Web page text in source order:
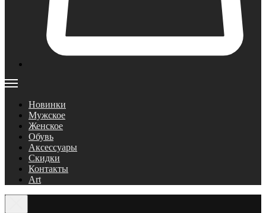
Новинки
Мужское
Женское
Обувь
Аксессуары
Скидки
Контакты
Art